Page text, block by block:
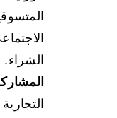
المتسوقين
الاجتماعي
الشراء.
المشاركة
التجارية